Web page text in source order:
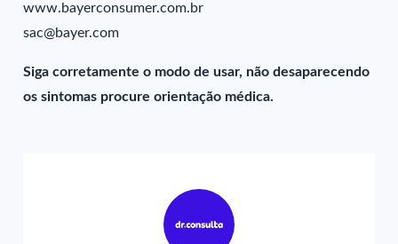
www.bayerconsumer.com.br
sac@bayer.com
Siga corretamente o modo de usar, não desaparecendo
os sintomas procure orientação médica.